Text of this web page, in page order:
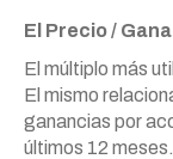
El Precio /
El múltiplo más
El mismo
ganancias por
últimos 12 meses.